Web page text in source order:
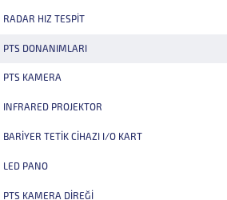
RADAR HIZ TESPIT
PTS DONANIMLARI
PTS KAMERA
INFRARED PROJEKTOR
BARIYER TETIK CIHAZI I/O KART
LED PANO
PTS KAMERA DIREĞI